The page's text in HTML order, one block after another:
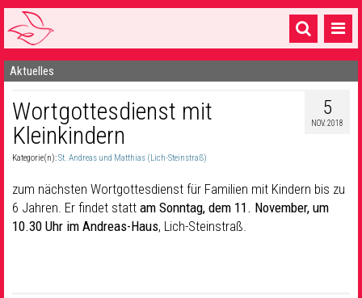
Startseite
1 Pfarrei
16 Gemeinden & mehr
Sakramente & Feste
Aktuelles
5
NOV. 2018
Wortgottesdienst mit
Kleinkindern
Kategorie(n):St. Andreas und Matthias (Lich-Steinstraß)
zum nächsten Wortgottesdienst für Familien mit Kindern bis zu
6 Jahren. Er findet statt am Sonntag, dem 11. November, um
10.30 Uhr im Andreas-Haus, Lich-Steinstraß.